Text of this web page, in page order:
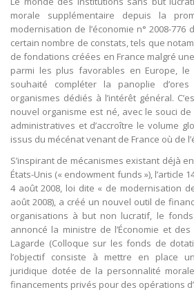
morale supplémentaire depuis la
modernisation de l’économie n° 2008-776
certain nombre de constats, tels que
de fondations créées en France malgré
parmi les plus favorables en Europe, le
souhaité compléter la panoplie
organismes dédiés à l’intérêt général.
nouvel organisme est né, avec le souci
administratives et d’accroître le volume
issus du mécénat venant de France où de
S’inspirant de mécanismes existant déjà
États-Unis (« endowment funds »), l’article
4 août 2008, loi dite « de modernisation de
août 2008), a créé un nouvel outil de
organisations à but non lucratif, le fonds
annoncé la ministre de l’Économie et des
Lagarde (Colloque sur les fonds de
l’objectif consiste à mettre en place
juridique dotée de la personnalité
financements privés pour des opérations